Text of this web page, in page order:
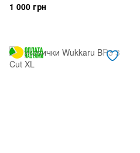
1 000 грн